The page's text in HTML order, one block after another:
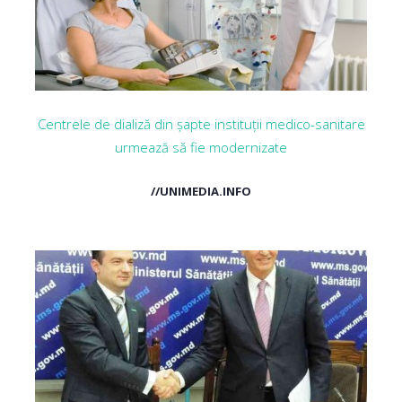
Centrele de dializă din șapte instituții medico-sanitare
urmează să fie modernizate
//UNIMEDIA.INFO